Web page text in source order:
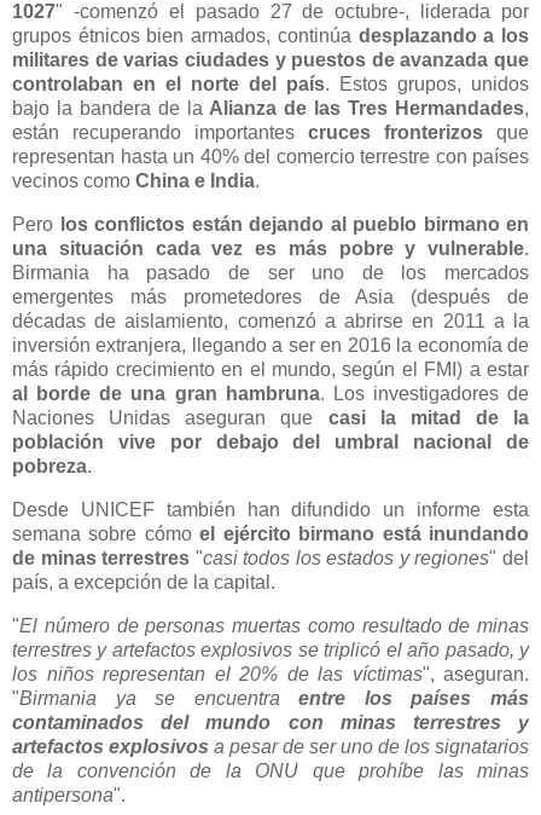
1027" -comenzó el pasado 27 de octubre-, liderada por
grupos étnicos bien armados, continúa desplazando a los
militares de varias ciudades y puestos de avanzada que
controlaban en el norte del país. Estos grupos, unidos
bajo la bandera de la Alianza de las Tres Hermandades,
están recuperando importantes cruces fronterizos que
representan hasta un 40% del comercio terrestre con países
vecinos como China e India.
Pero los conflictos están dejando al pueblo birmano en
una situación cada vez es más pobre y vulnerable.
Birmania ha pasado de ser uno de los mercados
emergentes más prometedores de Asia (después de
décadas de aislamiento, comenzó a abrirse en 2011 a la
inversión extranjera, llegando a ser en 2016 la economía de
más rápido crecimiento en el mundo, según el FMI) a estar
al borde de una gran hambruna. Los investigadores de
Naciones Unidas aseguran que casi la mitad de la
población vive por debajo del umbral nacional de
pobreza.
Desde UNICEF también han difundido un informe esta
semana sobre cómoel ejército birmano está inundando
de minas terrestres "casi todos los estados y regiones" del
país, a excepción de la capital.
"El número de personas muertas como resultado de minas
terrestres y artefactos explosivos se triplicó el año pasado, y
los niños representan el 20% de las víctimas", aseguran.
"Birmania ya se encuentraentre los países más
contaminados del mundo con minas terrestres y
artefactos explosivos a pesar de ser uno de los signatarios
de la convención de la ONU que prohíbe las minas
antipersona".